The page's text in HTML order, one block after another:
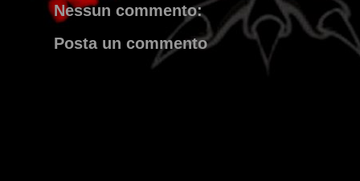
Nessun commento:
Posta un commento